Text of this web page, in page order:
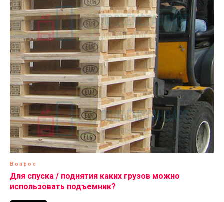
Вопрос
Для спуска / поднятия каких грузов можно
использовать подъемник?